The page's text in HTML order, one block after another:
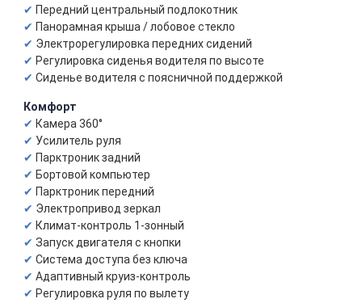
Передний центральный подлокотник
Панорамная крыша / лобовое стекло
Электрорегулировка передних сидений
Регулировка сиденья водителя по высоте
Сиденье водителя с поясничной поддержкой
Комфорт
Камера 360°
Усилитель руля
Парктроник задний
Бортовой компьютер
Парктроник передний
Электропривод зеркал
Климат-контроль 1-зонный
Запуск двигателя с кнопки
Система доступа без ключа
Адаптивный круиз-контроль
Регулировка руля по вылету